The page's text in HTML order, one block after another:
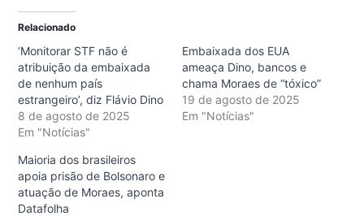
Relacionado
‘Monitorar STF não é
atribuição da embaixada
de nenhum país
estrangeiro’, diz Flávio Dino
8 de agosto de 2025
Em "Notícias"
Embaixada dos EUA
ameaça Dino, bancos e
chama Moraes de “tóxico”
19 de agosto de 2025
Em "Notícias"
Maioria dos brasileiros
apoia prisão de Bolsonaro e
atuação de Moraes, aponta
Datafolha